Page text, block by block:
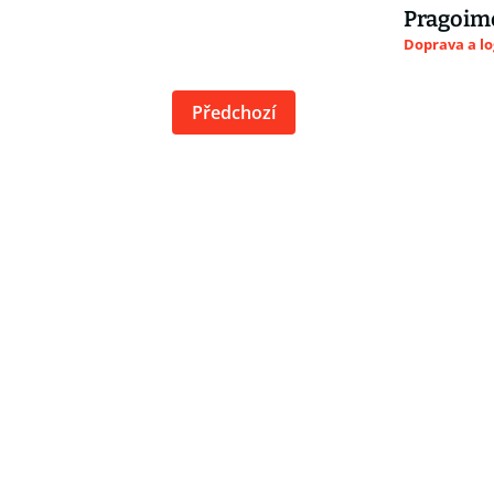
Doprava a
Předchozí